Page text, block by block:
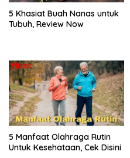
5 Khasiat Buah Nanas untuk
Tubuh, Review Now
5 Manfaat Olahraga Rutin
Untuk Kesehataan, Cek Disini